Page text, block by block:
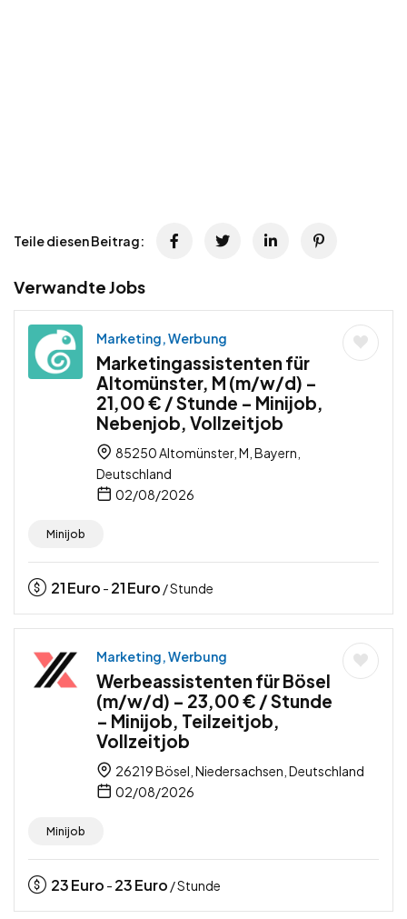
Teile diesen Beitrag:
Verwandte Jobs
Marketing, Werbung
Marketingassistenten für
Altomünster, M (m/w/d) –
21,00 € / Stunde – Minijob,
Nebenjob, Vollzeitjob
85250 Altomünster, M, Bayern,
Deutschland
02/08/2026
Minijob
21Euro - 21Euro / Stunde
Marketing, Werbung
Werbeassistenten für Bösel
(m/w/d) – 23,00 € / Stunde
– Minijob, Teilzeitjob,
Vollzeitjob
26219 Bösel, Niedersachsen, Deutschland
02/08/2026
Minijob
23Euro - 23Euro / Stunde